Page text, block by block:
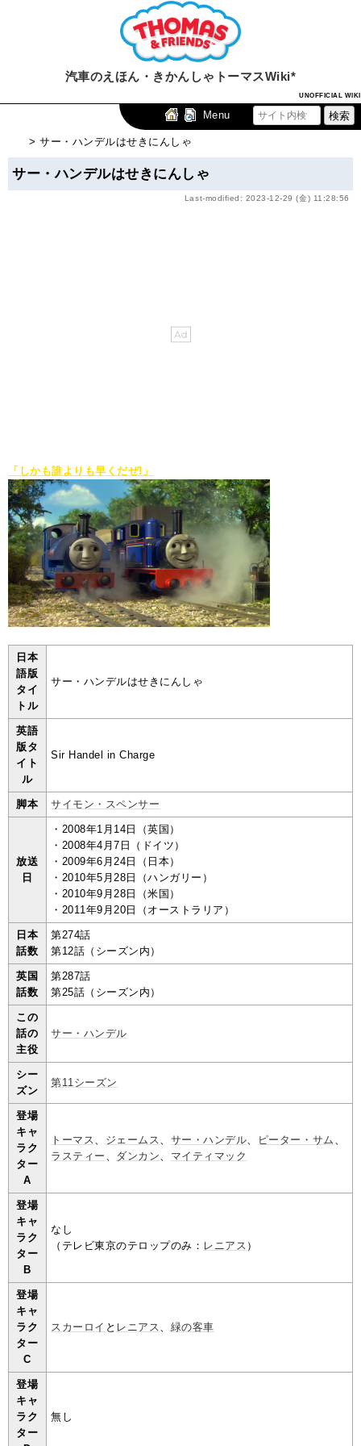
汽車のえほん・きかんしゃトーマスWiki*
UNOFFICIAL WIKI
Menu
> サー・ハンデルはせきにんしゃ
サー・ハンデルはせきにんしゃ
Last-modified: 2023-12-29 (金) 11:28:56
「しかも誰よりも早くだぜ!」
日本
語版
タイ
トル
サー・ハンデルはせきにんしゃ
英語
版タ
イト
ル
Sir Handel in Charge
脚本 サイモン・スペンサー
放送
日
・2008年1月14日（英国）
・2008年4月7日（ドイツ）
・2009年6月24日（日本）
・2010年5月28日（ハンガリー）
・2010年9月28日（米国）
・2011年9月20日（オーストラリア）
日本
話数
第274話
第12話（シーズン内）
英国
話数
第287話
第25話（シーズン内）
この
話の
主役
サー・ハンデル
シー
ズン
第11シーズン
登場
キャ
ラク
ター
A
トーマス ジェームス サー・ハンデル ピーター・サム
ラスティー
ダンカン マイティマック
登場
キャ
ラク
ター
B
なし
（テレビ東京のテロップのみ： レニアス ）
登場
キャ
ラク
ター
C
スカーロイ と レニアス 緑の客車
登場
キャ
ラク
ター
無し